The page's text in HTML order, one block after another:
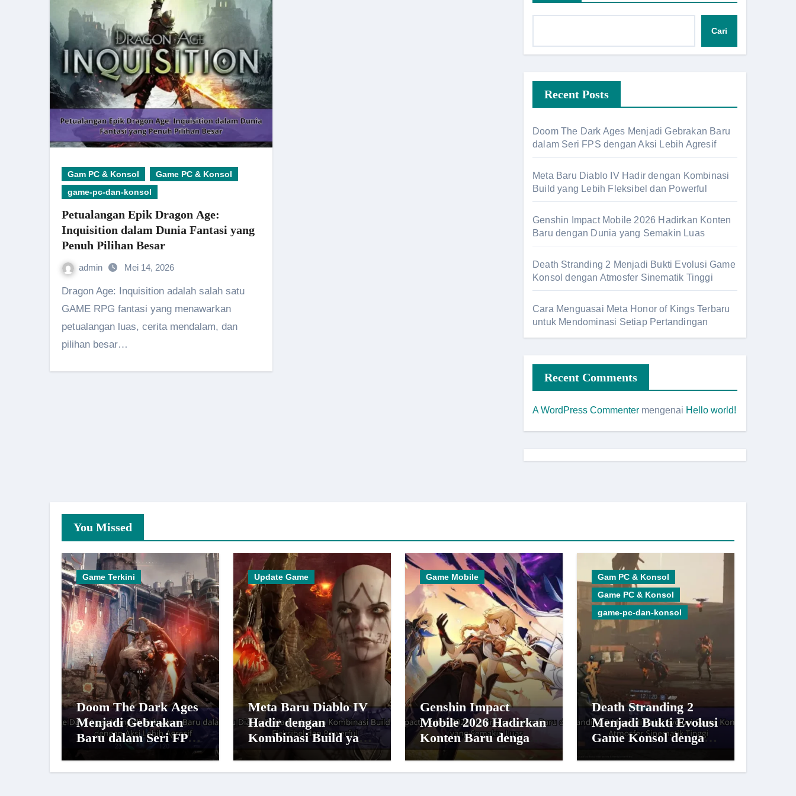
Gam PC & Konsol
Game PC & Konsol
game-pc-dan-konsol
Petualangan Epik Dragon Age:
Inquisition dalam Dunia Fantasi yang
Penuh Pilihan Besar
admin Mei 14, 2026
Dragon Age: Inquisition adalah salah satu
GAME RPG fantasi yang menawarkan
petualangan luas, cerita mendalam, dan
pilihan besar…
Cari
Recent Posts
Doom The Dark Ages Menjadi Gebrakan Baru
dalam Seri FPS dengan Aksi Lebih Agresif
Meta Baru Diablo IV Hadir dengan Kombinasi
Build yang Lebih Fleksibel dan Powerful
Genshin Impact Mobile 2026 Hadirkan Konten
Baru dengan Dunia yang Semakin Luas
Death Stranding 2 Menjadi Bukti Evolusi Game
Konsol dengan Atmosfer Sinematik Tinggi
Cara Menguasai Meta Honor of Kings Terbaru
untuk Mendominasi Setiap Pertandingan
Recent Comments
A WordPress Commenter mengenai Hello world!
You Missed
Game Terkini
Doom The Dark Ages
Menjadi Gebrakan
Baru dalam Seri FPS
dengan Aksi Lebih
Agresif
Update Game
Meta Baru Diablo IV
Hadir dengan
Kombinasi Build yang
Lebih Fleksibel dan
Powerful
Game Mobile
Genshin Impact
Mobile 2026 Hadirkan
Konten Baru dengan
Dunia yang Semakin
Luas
Gam PC & Konsol
Game PC & Konsol
game-pc-dan-konsol
Death Stranding 2
Menjadi Bukti Evolusi
Game Konsol dengan
Tinggi